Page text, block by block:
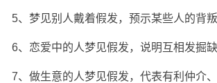
5、梦见别人戴着假发，预示某些人的背
6、恋爱中的人梦见假发，说明互相发掘
7、做生意的人梦见假发，代表有利仲介